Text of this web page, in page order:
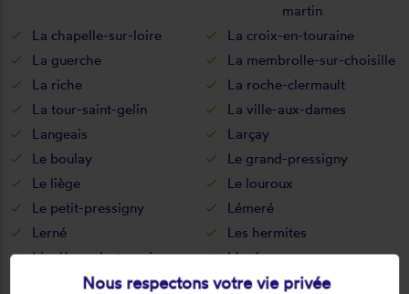
martin
La chapelle-sur-loire
La croix-en-touraine
La guerche
La membrolle-sur-choisille
La riche
La roche-clermault
La tour-saint-gelin
La ville-aux-dames
Langeais
Larçay
Le boulay
Le grand-pressigny
Le liège
Le louroux
Le petit-pressigny
Lémeré
Lerné
Les hermites
Lignières-de-touraine
Ligré
Limeray
Nous respectons votre vie privée